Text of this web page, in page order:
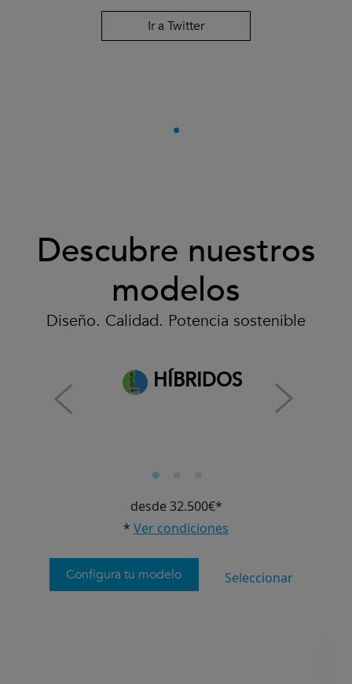
Ir a Twitter
Descubre nuestros
modelos
Diseño. Calidad. Potencia sostenible
HÍBRIDOS
desde 32.500€*
* Ver condiciones
Configura tu modelo Seleccionar